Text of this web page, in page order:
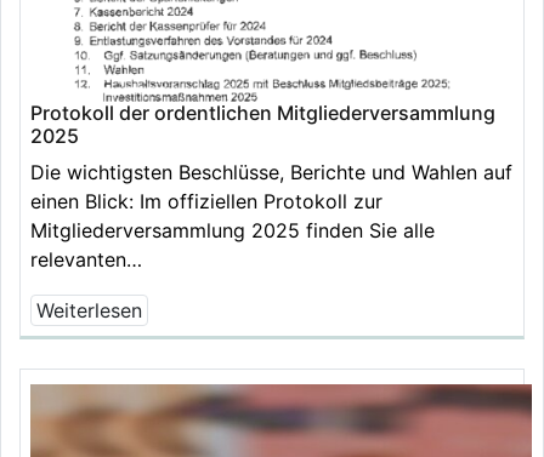
Protokoll der ordentlichen Mitgliederversammlung
2025
Die wichtigsten Beschlüsse, Berichte und Wahlen auf
einen Blick: Im offiziellen Protokoll zur
Mitgliederversammlung 2025 finden Sie alle
relevanten…
Weiterlesen